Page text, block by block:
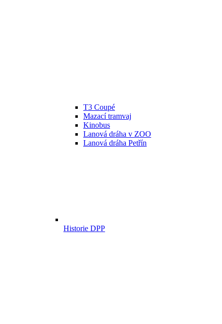
T3 Coupé
Mazací tramvaj
Kinobus
Lanová dráha v ZOO
Lanová dráha Petřín
Historie DPP